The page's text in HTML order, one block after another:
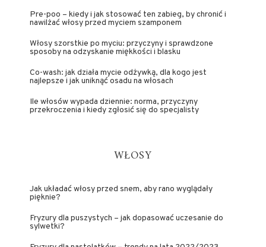
Pre-poo – kiedy i jak stosować ten zabieg, by chronić i
nawilżać włosy przed myciem szamponem
Włosy szorstkie po myciu: przyczyny i sprawdzone
sposoby na odzyskanie miękkości i blasku
Co-wash: jak działa mycie odżywką, dla kogo jest
najlepsze i jak uniknąć osadu na włosach
Ile włosów wypada dziennie: norma, przyczyny
przekroczenia i kiedy zgłosić się do specjalisty
WŁOSY
Jak układać włosy przed snem, aby rano wyglądały
pięknie?
Fryzury dla puszystych – jak dopasować uczesanie do
sylwetki?